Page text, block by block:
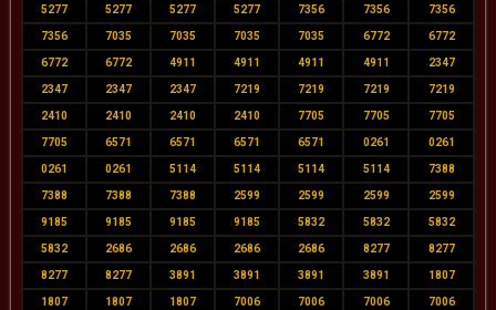
5277 5277 5277 5277 7356 7356 7356
7356 7035 7035 7035 7035 6772 6772
6772 6772 4911 4911 4911 4911 2347
2347 2347 2347 7219 7219 7219 7219
2410 2410 2410 2410 7705 7705 7705
7705 6571 6571 6571 6571 0261 0261
0261 0261 5114 5114 5114 5114 7388
7388 7388 7388 2599 2599 2599 2599
9185 9185 9185 9185 5832 5832 5832
5832 2686 2686 2686 2686 8277 8277
8277 8277 3891 3891 3891 3891 1807
1807 1807 1807 7006 7006 7006 7006